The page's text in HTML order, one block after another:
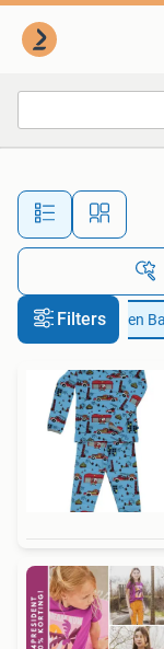
Filters
Kinderen en